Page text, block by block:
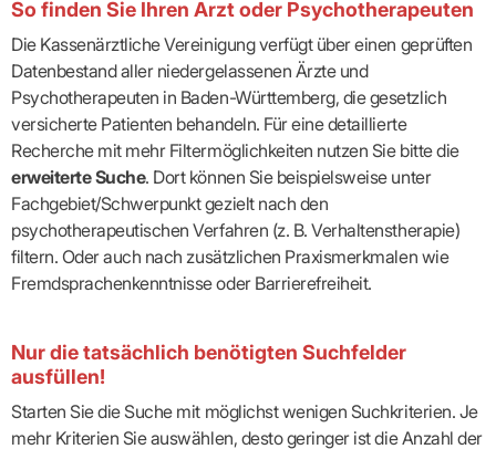
So finden Sie Ihren Arzt oder Psychotherapeuten
Die Kassenärztliche Vereinigung verfügt über einen geprüften
Datenbestand aller niedergelassenen Ärzte und
Psychotherapeuten in Baden-Württemberg, die gesetzlich
versicherte Patienten behandeln. Für eine detaillierte
Recherche mit mehr Filtermöglichkeiten nutzen Sie bitte die
erweiterte Suche. Dort können Sie beispielsweise unter
Fachgebiet/Schwerpunkt gezielt nach den
psychotherapeutischen Verfahren (z. B. Verhaltenstherapie)
filtern. Oder auch nach zusätzlichen Praxismerkmalen wie
Fremdsprachenkenntnisse oder Barrierefreiheit.
Nur die tatsächlich benötigten Suchfelder
ausfüllen!
Starten Sie die Suche mit möglichst wenigen Suchkriterien. Je
mehr Kriterien Sie auswählen, desto geringer ist die Anzahl der